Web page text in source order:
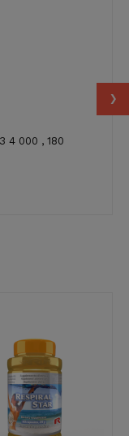
4 000 , 180
›